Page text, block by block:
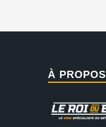
À PROPOS